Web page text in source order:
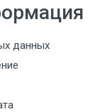
данных